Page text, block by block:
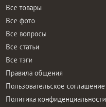
Все товары
Все фото
Все вопросы
Все статьи
Все тэги
Правила общения
Пользовательское соглашение
Политика конфиденциальности